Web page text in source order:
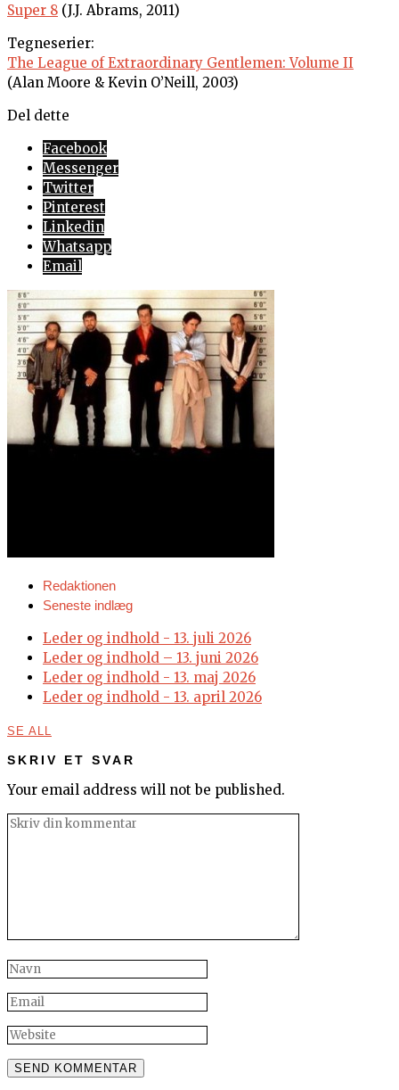
Super 8 (J.J. Abrams, 2011)
Tegneserier:
The League of Extraordinary Gentlemen: Volume II
(Alan Moore & Kevin O’Neill, 2003)
Del dette
Facebook
Messenger
Twitter
Pinterest
Linkedin
Whatsapp
Email
Redaktionen
Seneste indlæg
Leder og indhold - 13. juli 2026
Leder og indhold – 13. juni 2026
Leder og indhold - 13. maj 2026
Leder og indhold - 13. april 2026
SE ALL
SKRIV ET SVAR
Your email address will not be published.